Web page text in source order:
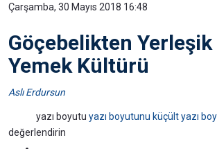
Çarşamba, 30 Mayıs 2018 16:48
Göçebelikten Yerleşik
Yemek Kültürü
Aslı Erdursun
yazı boyutu yazı boyutunu küçült yazı
değerlendirin